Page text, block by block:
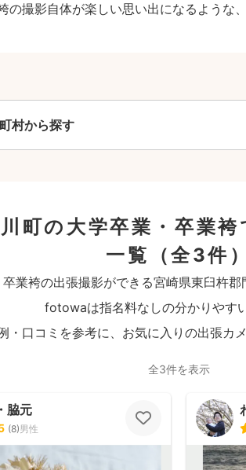
の撮影自体が楽しい思い出になるような
村から探す
町の大学卒業・卒業
一覧
（全3件）
業袴の出張撮影ができる宮崎県東臼杵郡
fotowaは指名料なしの分かりやす
・口コミを参考に、お気に入りの出張カ
全3件を表示
脇元
(8)男性